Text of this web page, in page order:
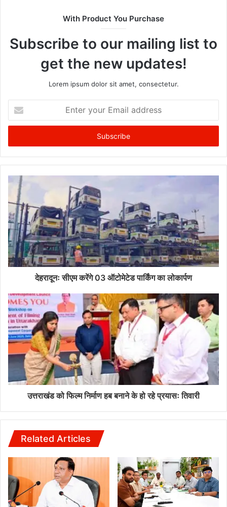
With Product You Purchase
Subscribe to our mailing list to
get the new updates!
Lorem ipsum dolor sit amet, consectetur.
your
Email
देहरादूनः सीएम करेंगे 03 ऑटोमेटेड पार्किंग का लोकार्पण
उत्तराखंड को फिल्म निर्माण हब बनाने के हो रहे प्रयासः तिवारी
Related Articles